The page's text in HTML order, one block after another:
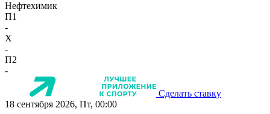
Нефтехимик
П1
-
X
-
П2
-
Сделать ставку
18 сентября 2026, Пт, 00:00